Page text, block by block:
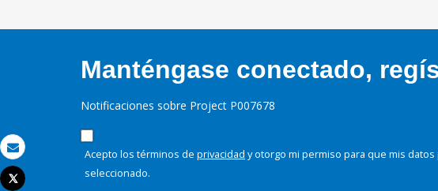
Correo electrónico
Tweet
Manténgase conectado,
Notificaciones sobre Project P007678
Acepto los términos de privacidad y otorgo mi permiso para que mis
seleccionado.